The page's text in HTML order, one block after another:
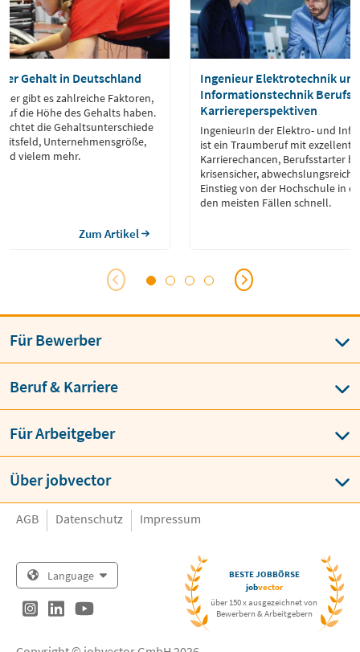
Gehalt in Deutschland
gibt es zahlreiche Faktoren,
die Höhe des Gehalts haben.
die Gehaltsunterschiede
Unternehmensgröße,
vielem mehr.
Zum Artikel
Ingenieur Elektrotechnik und
Informationstechnik
Karriereperspektiven
IngenieurIn der Elektro- und
ist ein Traumberuf mit
Karrierechancen, Berufsstarter
krisensicher, abwechslungsreich
Einstieg von der Hochschule in
den meisten Fällen schnell.
Für Bewerber
Beruf & Karriere
Für Arbeitgeber
Über jobvector
AGB Datenschutz Impressum
Language
BESTE JOBBÖRSE
jobvector
über 150 x ausgezeichnet von
Bewerbern & Arbeitgebern